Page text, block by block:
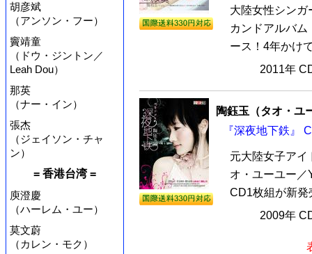
胡彦斌
（アンソン・フー）
竇靖童
（ドウ・ジントン／
Leah Dou）
那英
（ナー・イン）
張杰
（ジェイソン・チャ
ン）
= 香港台湾 =
庾澄慶
（ハーレム・ユー）
莫文蔚
（カレン・モク）
大陸女性シン
カンドアルバ
ース！4年かけ
2011年
陶鈺玉（タオ・ユ
『深夜地下鉄』
元大陸女子アイ
オ・ユーユー
CD1枚組が新発
2009年